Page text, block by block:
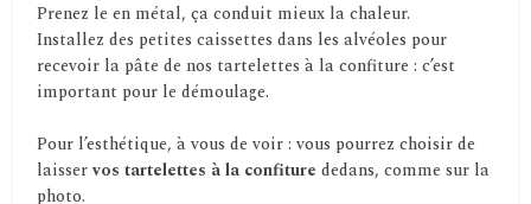
Prenez le en métal, ça conduit mieux la chaleur.
Installez des petites caissettes dans les alvéoles pour
recevoir la pâte de nos tartelettes à la confiture : c’est
important pour le démoulage.
Pour l’esthétique, à vous de voir : vous pourrez choisir de
laisservos tartelettes à la confiturededans, comme sur la
photo.